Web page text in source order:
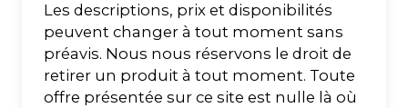
Les descriptions, prix et disponibilités
peuvent changer à tout moment sans
préavis. Nous nous réservons le droit de
retirer un produit à tout moment. Toute
offre présentée sur ce site est nulle là où